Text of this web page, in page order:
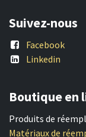
Suivez-nous
Facebook
Linkedin
Boutique en
Produits de
Matériaux de